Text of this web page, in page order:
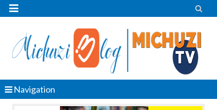
 
Navigation